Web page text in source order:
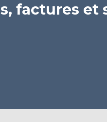
factures et